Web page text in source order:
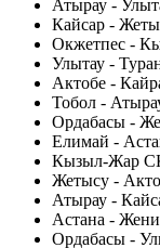
Атырау -
Кайсар -
Окжетпес -
Улытау -
Актобе -
Тобол -
Ордабасы -
Елимай -
Кызыл-Жар
Жетысу -
Атырау -
Астана -
Ордабасы -